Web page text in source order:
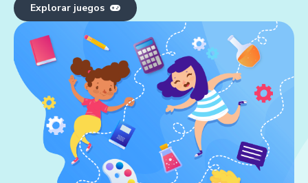
Explorar juegos